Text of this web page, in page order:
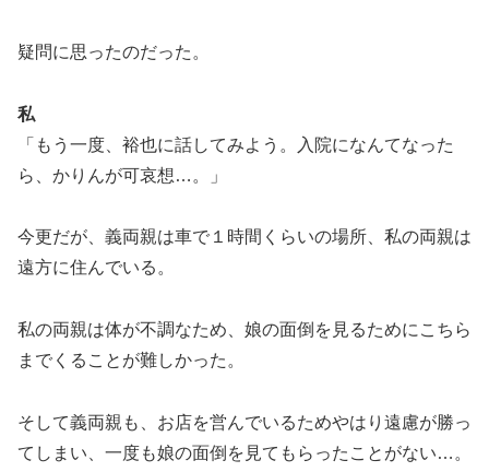
疑問に思ったのだった。
私
「もう一度、裕也に話してみよう。入院になんてなった
ら、かりんが可哀想…。」
今更だが、義両親は車で１時間くらいの場所、私の両親は
遠方に住んでいる。
私の両親は体が不調なため、娘の面倒を見るためにこちら
までくることが難しかった。
そして義両親も、お店を営んでいるためやはり遠慮が勝っ
てしまい、一度も娘の面倒を見てもらったことがない…。